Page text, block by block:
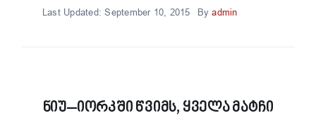
Last Updated: September 10, 2015 Byadmin
ნიუ–იორკში წვიმს, ყველა მატჩი